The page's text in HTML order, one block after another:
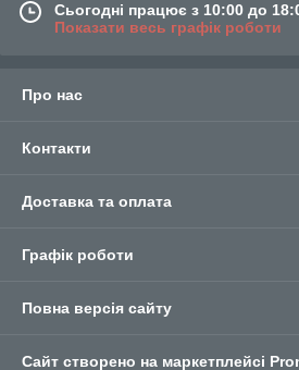
Сьогодні працює з 10:00 до
Показати весь графік роботи
Про нас
Контакти
Доставка та оплата
Графік роботи
Повна версія сайту
Сайт створено на маркетплейсі